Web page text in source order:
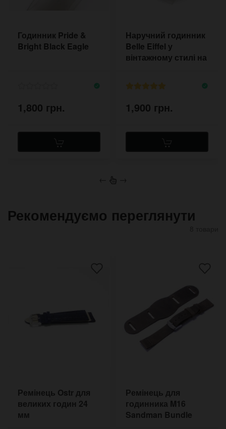
Годинник Pride &
Bright Black Eagle
1,800 грн.
Наручний годинник
Belle Eiffel у
вінтажному стилі на
1,900 грн.
← →
Рекомендуємо переглянути
Ремінець Ostr для
великих годин 24
мм
Ремінець для
годинника M16
Sandman Bundle